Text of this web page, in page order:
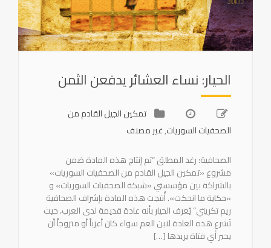
الحيار: نساء العشائر يدفعن الثمن
تمكين الجيل القادم من
الصحفيات السوريات,غير مصنف
الصحافية: رغد المطلق “تم إنتاج هذه المادة ضمن
مشروع «تمكين الجيل القادم من الصحفيات السوريات»
بالشراكة بين مؤسستي «شبكة الصحفيات السوريات» و
«حكاية ما انحكت». أُنتجت هذه المادة بإشراف الصحافية
ريم تكريتي” يُعرف الحيار بأنه عادة قديمة لدى العرب، حيث
تُشرع هذه العادة لابن العم سواء كان أعزباً أو متزوجاً أن
يحير أي فتاة يريدها […]